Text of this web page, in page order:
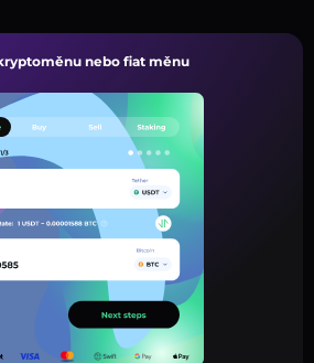
nebo fiat měnu